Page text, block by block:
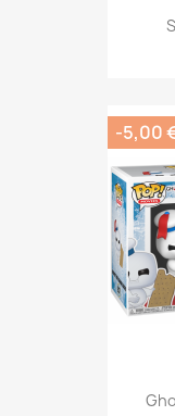
-5,00